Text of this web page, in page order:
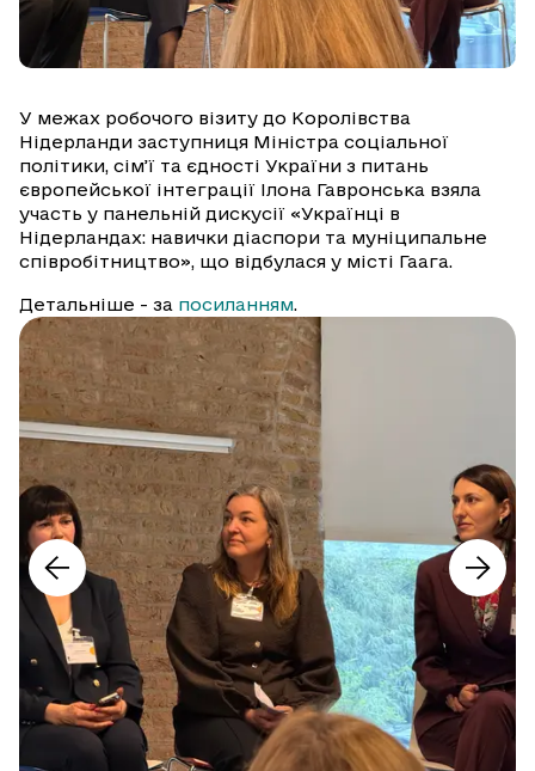
У межах робочого візиту до Королівства
Нідерланди заступниця Міністра соціальної
політики, сім’ї та єдності України з питань
європейської інтеграції Ілона Гавронська взяла
участь у панельній дискусії «Українці в
Нідерландах: навички діаспори та муніципальне
співробітництво», що відбулася у місті Гаага.
Детальніше - за посиланням.